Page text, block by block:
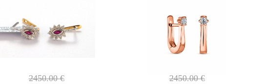
2450.00€ 2450.00€